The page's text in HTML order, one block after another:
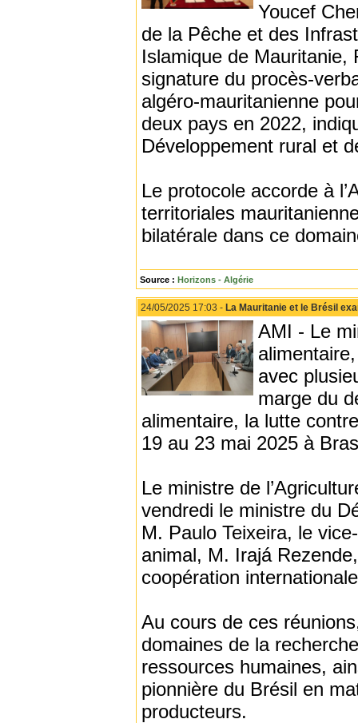
Youcef
de la Pêche et des
Islamique de Mauritanie,
signature du procès-
algéro-mauritanienne
deux pays en 2022,
Développement rural et
Le protocole accorde à
territoriales
bilatérale dans ce
Source : Horizons - Algérie
24/05/2025 17:03 - La Mauritanie et le Brésil
AMI - Le
avec
marge du
alimentaire, la lutte
19 au 23 mai 2025 à
Le ministre de
vendredi le ministre du
M. Paulo Teixeira, le
animal, M. Irajá
coopération
Au cours de ces
domaines de la
ressources humaines,
pionnière du Brésil en
producteurs.